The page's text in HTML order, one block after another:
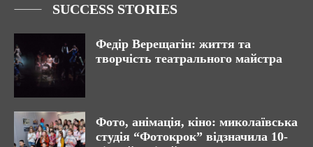
SUCCESS STORIES
Федір Верещагін: життя та
творчість театрального майстра
Фото, анімація, кіно: миколаївська
студія “Фотокрок” відзначила 10-